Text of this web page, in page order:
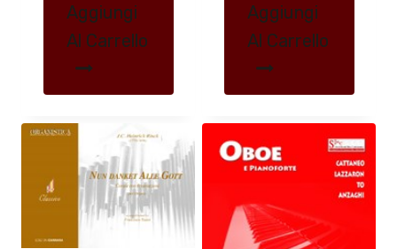
Aggiungi
Al Carrello
Aggiungi
Al Carrello